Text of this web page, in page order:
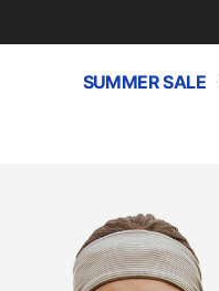
SUMMER SALE